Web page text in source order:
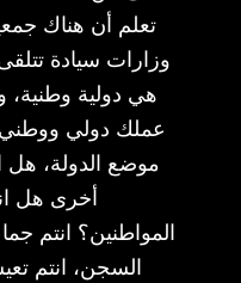
تعلم أن هناك
وزارات سيادة
هي دولية
عملك دولي
موضع الدولة، هل
أخرى هل
المواطنين؟ انتم
السجن، انتم